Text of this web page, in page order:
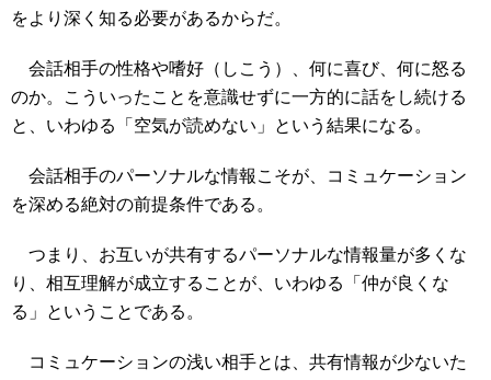
をより深く知る必要があるからだ。
会話相手の性格や嗜好（しこう）、何に喜び、何に怒る
のか。こういったことを意識せずに一方的に話をし続ける
と、いわゆる「空気が読めない」という結果になる。
会話相手のパーソナルな情報こそが、コミュケーション
を深める絶対の前提条件である。
つまり、お互いが共有するパーソナルな情報量が多くな
り、相互理解が成立することが、いわゆる「仲が良くな
る」ということである。
コミュケーションの浅い相手とは、共有情報が少ないた